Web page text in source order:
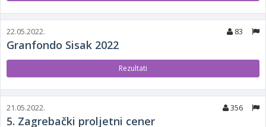
22.05.2022. 83
Granfondo Sisak 2022
Rezultati
21.05.2022. 356
5. Zagrebački proljetni cener